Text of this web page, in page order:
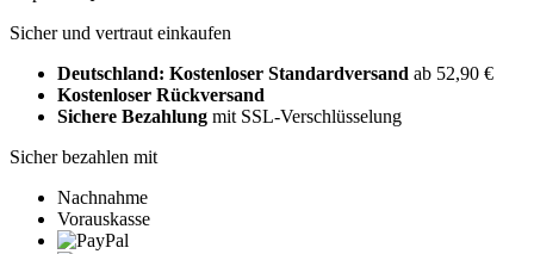
Sicher und vertraut einkaufen
Deutschland: Kostenloser Standardversand ab 52,90 €
Kostenloser Rückversand
Sichere Bezahlung mit SSL-Verschlüsselung
Sicher bezahlen mit
Nachnahme
Vorauskasse